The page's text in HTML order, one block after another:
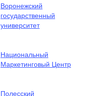
Воронежский
государственный
университет
Национальный
Маркетинговый Центр
Полесский